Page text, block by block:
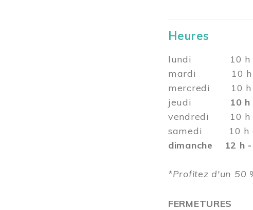
Heures
lundi 10 h -
mardi 10 h -
mercredi 10 h
jeudi 10
vendredi 10 h
samedi 10 h -
dimanche 12 h -
*Profitez d'un 50
FERMETURES